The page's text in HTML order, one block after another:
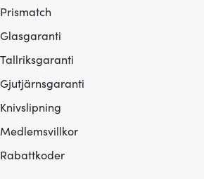
Prismatch
Glasgaranti
Tallriksgaranti
Gjutjärnsgaranti
Knivslipning
Medlemsvillkor
Rabattkoder